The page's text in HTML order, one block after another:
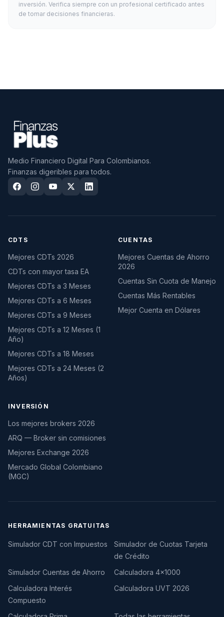
inversión. Verifica siempre con un profesional certificado antes
de tomar decisiones financieras.
Medio Financiero Digital Para Colombianos.
Finanzas digeribles para todos.
CDTS
Mejores CDTs 2026
CDTs con mayor tasa EA
Mejores CDTs a 3 Meses
Mejores CDTs a 6 Meses
Mejores CDTs a 9 Meses
Mejores CDTs a 12 Meses (1
Año)
Mejores CDTs a 18 Meses
Mejores CDTs a 24 Meses (2
Años)
CUENTAS
Mejores Cuentas de Ahorro
2026
Cuentas Sin Cuota de Manejo
Cuentas Más Rentables
Mejor Cuenta en Dólares
INVERSIÓN
Los mejores brokers 2026
ARQ — Broker sin comisiones
Mejores Exchange 2026
Mercado Global Colombiano
(MGC)
HERRAMIENTAS GRATUITAS
Simulador CDT con Impuestos
Simulador de Cuotas Tarjeta
de Crédito
Simulador Cuentas de Ahorro
Calculadora 4×1000
Calculadora Interés
Compuesto
Calculadora UVT 2026